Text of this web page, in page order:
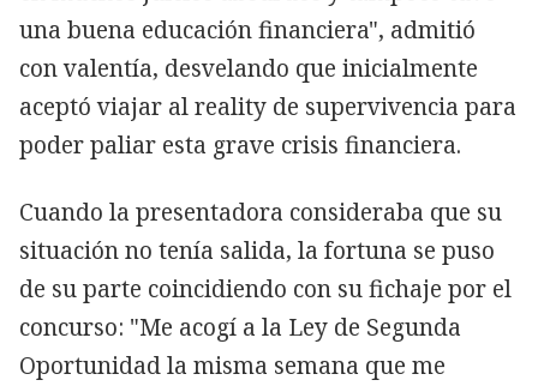
una buena educación financiera", admitió
con valentía, desvelando que inicialmente
aceptó viajar al reality de supervivencia para
poder paliar esta grave crisis financiera.
Cuando la presentadora consideraba que su
situación no tenía salida, la fortuna se puso
de su parte coincidiendo con su fichaje por el
concurso: "Me acogí a la Ley de Segunda
Oportunidad la misma semana que me